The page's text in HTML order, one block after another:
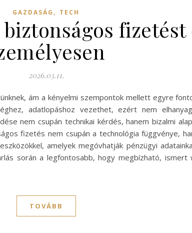
GAZDASÁG , TECH
2026.03.11.
ám a kényelmi szempontok mellett egyre
adatlopáshoz vezethet, ezért nem
nem csupán technikai kérdés, hanem bizalmi
fizetés nem csupán a technológia függvénye,
amelyek megóvhatják pénzügyi
során a legfontosabb, hogy megbízható, ismert
TOVÁBB